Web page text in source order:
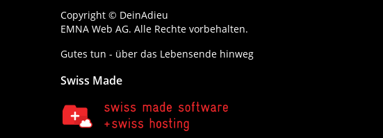
Copyright © DeinAdieu
EMNA Web AG. Alle Rechte vorbehalten.
Gutes tun - über das Lebensende hinweg
Swiss Made